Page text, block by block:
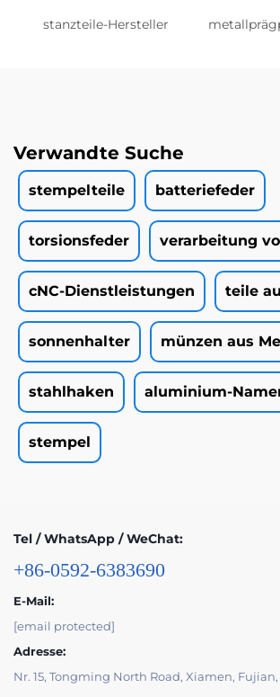
stanzteile-Hersteller
Verwandte Suche
stempelteile batteriefeder
torsionsfeder verarbeitung
cNC-Dienstleistungen teile
sonnenhalter münzen aus
stahlhaken aluminium-
stempel
Tel / WhatsApp / WeChat:
+86-0592-6383690
E-Mail:
[email protected]
Adresse:
Nr. 15, Tongming North Road, Xiamen,